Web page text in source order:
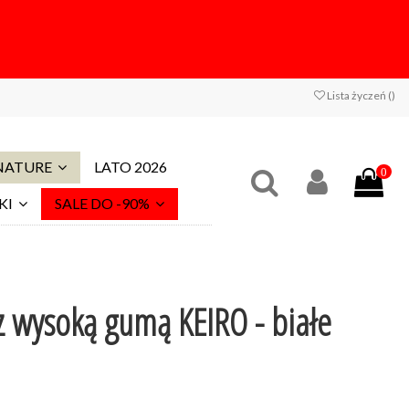
Lista życzeń ()
LATO 2026
SALE DO -90%
0
gumą KEIRO - białe